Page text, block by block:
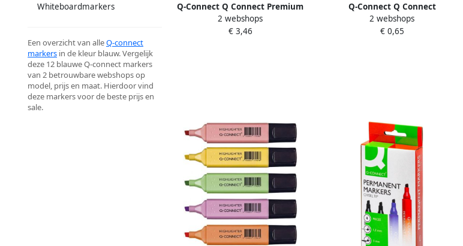
Whiteboardmarkers
Een overzicht van alleQ-connect
markers in de kleur blauw. Vergelijk
deze 12 blauwe Q-connect markers
van 2 betrouwbare webshops op
model, prijs en maat. Hierdoor vind
deze markers voor de beste prijs en
sale.
Q-Connect Q Connect Premium
whiteboard marker ronde punt
geassorteerde kleuren pak van 4
2 webshops
€ 3,46
Q-Connect Q Connect
permanente marker ronde punt
blauw
2 webshops
€ 0,65